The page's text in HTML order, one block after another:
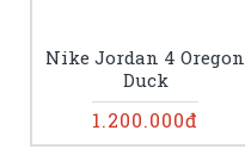
Nike Jordan 4 Oregon
Duck
1.200.000đ